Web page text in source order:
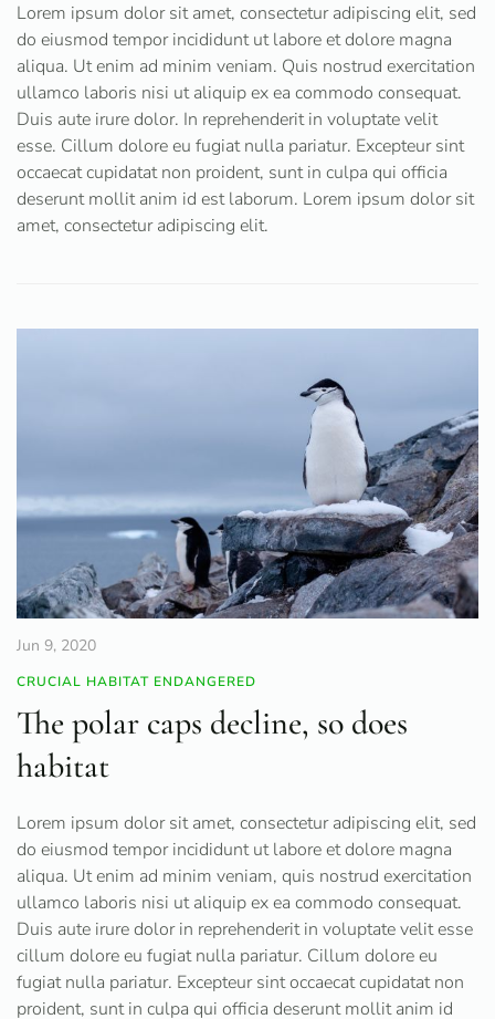
Lorem ipsum dolor sit amet, consectetur adipiscing elit, sed
do eiusmod tempor incididunt ut labore et dolore magna
aliqua. Ut enim ad minim veniam. Quis nostrud exercitation
ullamco laboris nisi ut aliquip ex ea commodo consequat.
Duis aute irure dolor. In reprehenderit in voluptate velit
esse. Cillum dolore eu fugiat nulla pariatur. Excepteur sint
occaecat cupidatat non proident, sunt in culpa qui officia
deserunt mollit anim id est laborum. Lorem ipsum dolor sit
amet, consectetur adipiscing elit.
Jun 9, 2020
CRUCIAL HABITAT ENDANGERED
The polar caps decline, so does
habitat
Lorem ipsum dolor sit amet, consectetur adipiscing elit, sed
do eiusmod tempor incididunt ut labore et dolore magna
aliqua. Ut enim ad minim veniam, quis nostrud exercitation
ullamco laboris nisi ut aliquip ex ea commodo consequat.
Duis aute irure dolor in reprehenderit in voluptate velit esse
cillum dolore eu fugiat nulla pariatur. Cillum dolore eu
fugiat nulla pariatur. Excepteur sint occaecat cupidatat non
proident, sunt in culpa qui officia deserunt mollit anim id